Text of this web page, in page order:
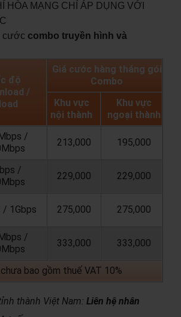
HÒA MẠNG CHỈ ÁP DỤNG VỚI
cước combo truyền hình và
độ
/
Giá cước hàng tháng gói
Combo
Khu vực
nội thành
Khu vực
ngoại thành
/
213,000 195,000
/
229,000 229,000
/ 1Gbps 275,000 275,000
/
333,000 333,000
chưa bao gồm thuế VAT 10%
thành Việt Nam: Liên hệ nhân